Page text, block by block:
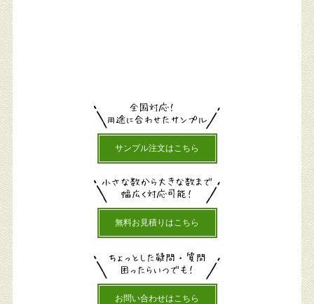
サンプル注文はこちら
無料お見積りはこちら
お問い合わせはこちら